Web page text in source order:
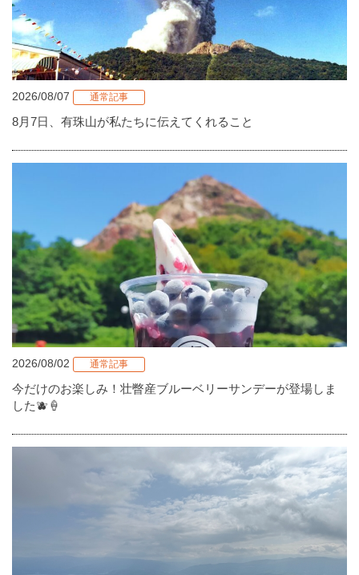
2026/08/07 通常記事
8月7日、有珠山が私たちに伝えてくれること
2026/08/02 通常記事
今だけのお楽しみ！壮瞥産ブルーベリーサンデーが登場しま
した🫐🍦